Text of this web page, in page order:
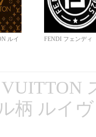
ルイ
FENDI フェンディ
柄 ルイ